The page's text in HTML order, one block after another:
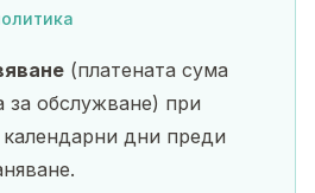
(платената сума
за обслужване) при
дни преди